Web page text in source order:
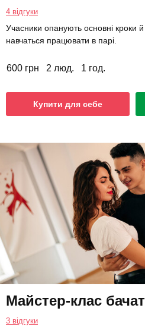
4 відгуки
Учасники опанують основні кроки
навчаться працювати в парі.
600 грн 2 люд. 1 год.
Купити для себе
Майстер-клас
3 відгуки